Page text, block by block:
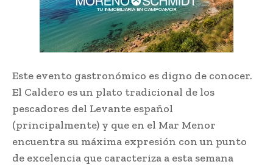
Este evento gastronómico es digno de conocer.
El Caldero es un plato tradicional de los
pescadores del Levante español
(principalmente) y que en el Mar Menor
encuentra su máxima expresión con un punto
de excelencia que caracteriza a esta semana